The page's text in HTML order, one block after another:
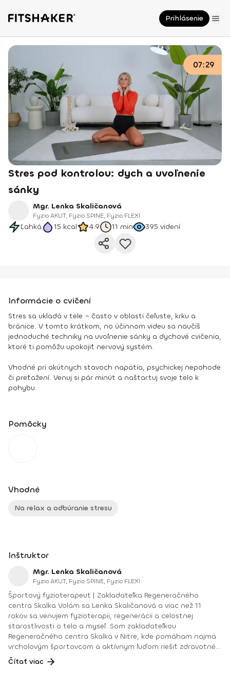
Prihlásenie
Stres pod kontrolou: dych a uvoľnenie
sánky
Mgr. Lenka Skaličanová
Fyzio AKUT, Fyzio SPINE, Fyzio FLEXI
Ľahká 15 kcal 4.9 11 min 395 videní
Informácie o cvičení
Stres sa ukladá v tele – často v oblasti čeľuste, krku a
bránice. V tomto krátkom, no účinnom videu sa naučíš
jednoduché techniky na uvoľnenie sánky a dychové cvičenia,
ktoré ti pomôžu upokojiť nervový systém.
Vhodné pri akútnych stavoch napätia, psychickej nepohode
či preťažení. Venuj si pár minút a naštartuj svoje telo k
pohybu.
Pomôcky
Vhodné
Na relax a odbúranie stresu
Inštruktor
Mgr. Lenka Skaličanová
Fyzio AKUT, Fyzio SPINE, Fyzio FLEXI
Športový fyzioterapeut | Zakladateľka Regeneračného
centra Skalka Volám sa Lenka Skaličanová a viac než 11
rokov sa venujem fyzioterapii, regenerácii a celostnej
starostlivosti o telo a myseľ. Som zakladateľkou
Regeneračného centra Skalka v Nitre, kde pomáham najmä
vrcholovým športovcom a aktívnym ľuďom riešiť zdravotné
problémy, predchádzať zraneniam a zlepšovať výkonnosť.
Verím, že telo a myseľ sú neoddeliteľne prepojené. Preto
Čítať viac